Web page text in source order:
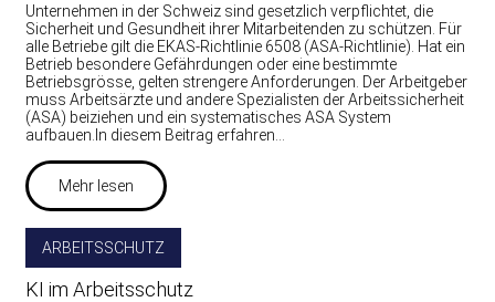
Unternehmen in der Schweiz sind gesetzlich verpflichtet, die
Sicherheit und Gesundheit ihrer Mitarbeitenden zu schützen. Für
alle Betriebe gilt die EKAS-Richtlinie 6508 (ASA-Richtlinie). Hat ein
Betrieb besondere Gefährdungen oder eine bestimmte
Betriebsgrösse, gelten strengere Anforderungen. Der Arbeitgeber
muss Arbeitsärzte und andere Spezialisten der Arbeitssicherheit
(ASA) beiziehen und ein systematisches ASA System
aufbauen.In diesem Beitrag erfahren…
Mehr lesen
ARBEITSSCHUTZ
KI im Arbeitsschutz